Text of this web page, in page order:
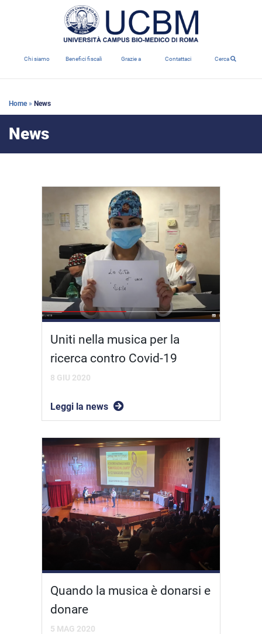
Chi siamo Benefici fiscali Grazie a Contattaci Cerca
Home» News
News
Uniti nella musica per la
ricerca contro Covid-19
8 GIU 2020
Leggi la news
Quando la musica è donarsi e
donare
5 MAG 2020